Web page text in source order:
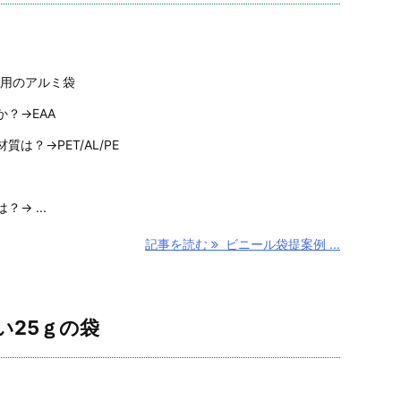
のアルミ袋
？→EAA
質は？→PET/AL/PE
？→ ...
記事を読む ビニール袋提案例 ...
25ｇの袋